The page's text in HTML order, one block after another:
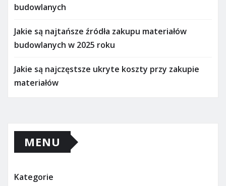
budowlanych
Jakie są najtańsze źródła zakupu materiałów
budowlanych w 2025 roku
Jakie są najczęstsze ukryte koszty przy zakupie
materiałów
MENU
Kategorie